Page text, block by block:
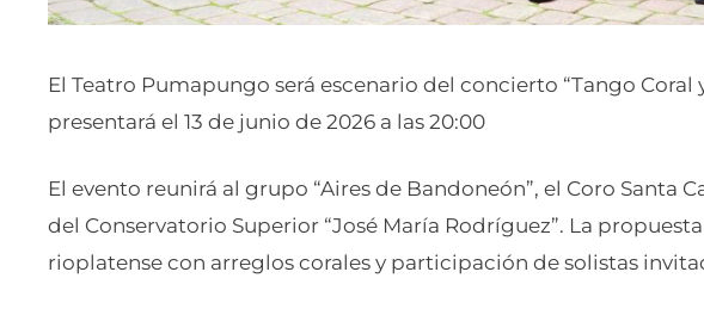
El Teatro Pumapungo será escenario del concierto “Tango Coral
presentará el 13 de junio de 2026 a las 20:00
El evento reunirá al grupo “Aires de Bandoneón”, el Coro Santa
del Conservatorio Superior “José María Rodríguez”. La
rioplatense con arreglos corales y participación de solistas